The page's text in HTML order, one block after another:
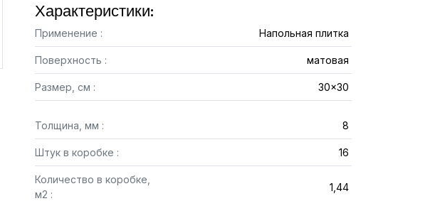
Характеристики:
Применение : Напольная плитка
Поверхность : матовая
Размер, см : 30x30
Толщина, мм : 8
Штук в коробке : 16
Количество в коробке,
м2 :
1,44